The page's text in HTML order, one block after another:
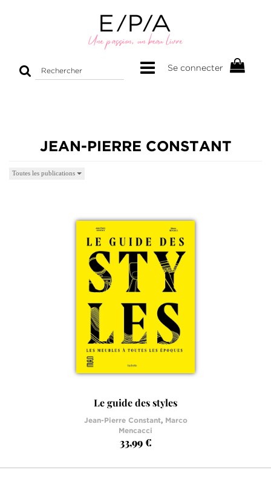
Rechercher
Se connecter
JEAN-PIERRE CONSTANT
Toutes les publications
Le guide des styles
Jean-Pierre Constant,
Marco
Mencacci
33,99 €